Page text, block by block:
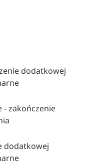
dodatkowej
- zakończenie
dodatkowej